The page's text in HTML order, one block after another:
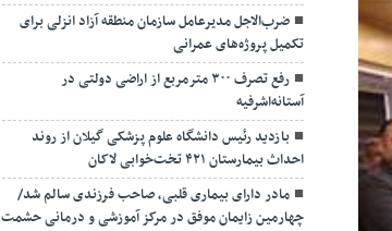
ضرب‌الاجل مدیرعامل سازمان منطقه آزاد انزلی برای
تکمیل پروژه‌های عمرانی
رفع تصرف ۳۰۰ مترمربع از اراضی دولتی در
آستانه‌اشرفیه
بازدید رئیس دانشگاه علوم پزشکی گیلان از روند
احداث بیمارستان ۴۲۱ تخت‌خوابی لاکان
مادر دارای بیماری قلبی، صاحب فرزندی سالم شد/
چهارمین زایمان موفق در مرکز آموزشی و درمانی حشمت